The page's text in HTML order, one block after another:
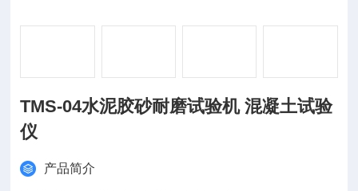
TMS-04水泥胶砂耐磨试验机 混凝土试验
仪
产品简介